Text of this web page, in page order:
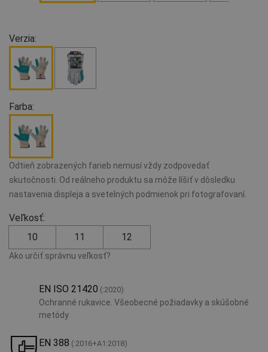
Verzia:
Farba:
Odtieň zobrazených farieb nemusí vždy zodpovedať
skutočnosti. Od reálneho produktu sa môže líšiť v dôsledku
nastavenia displeja a svetelných podmienok pri fotografovaní.
Veľkosť:
10
11 12
Ako určiť správnu veľkosť?
EN ISO 21420 (:2020)
Ochranné rukavice. Všeobecné požiadavky a skúšobné
metódy
EN 388 (:2016+A1:2018)